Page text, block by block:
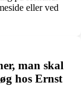
eller ved
man skal
hos Ernst